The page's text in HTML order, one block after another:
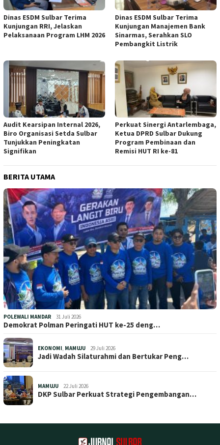
Dinas ESDM Sulbar Terima
Kunjungan RRI, Jelaskan
Pelaksanaan Program LHM 2026
Dinas ESDM Sulbar Terima
Kunjungan Manajemen Bank
Sinarmas, Serahkan SLO
Pembangkit Listrik
Audit Kearsipan Internal 2026,
Biro Organisasi Setda Sulbar
Tunjukkan Peningkatan
Signifikan
Perkuat Sinergi Antarlembaga,
Ketua DPRD Sulbar Dukung
Program Pembinaan dan
Remisi HUT RI ke-81
BERITA UTAMA
POLEWALI MANDAR 31 Juli 2026
Demokrat Polman Peringati HUT ke-25 deng…
EKONOMI, MAMUJU 29 Juli 2026
Jadi Wadah Silaturahmi dan Bertukar Peng…
MAMUJU 22 Juli 2026
DKP Sulbar Perkuat Strategi Pengembangan…